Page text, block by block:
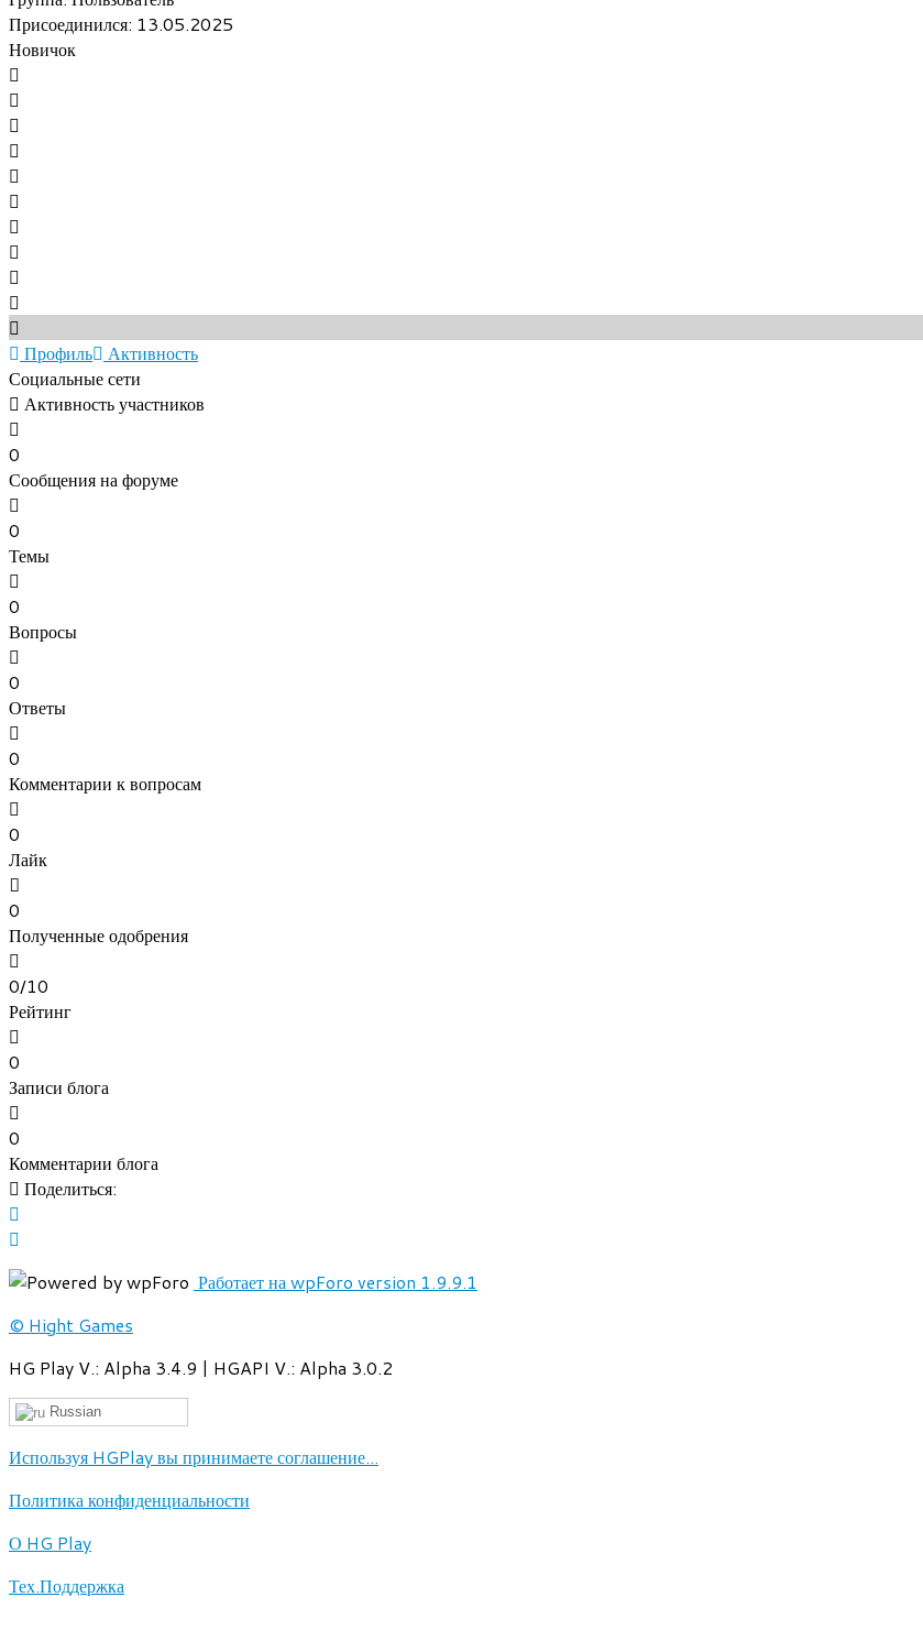
Присоединился: 13.05.2025
Новичок
Профиль
Активность
Социальные сети
Активность участников
0
Сообщения на форуме
0
Темы
0
Вопросы
0
Ответы
0
Комментарии к вопросам
0
Лайк
0
Полученные одобрения
0/10
Рейтинг
0
Записи блога
0
Комментарии блога
Поделиться:
Работает на wpForo version 1.9.9.1
© Hight Games
HG Play V.: Alpha 3.4.9 | HGAPI V.: Alpha 3.0.2
Russian
Используя HGPlay вы принимаете соглашение...
Политика конфиденциальности
О HG Play
Тех.Поддержка